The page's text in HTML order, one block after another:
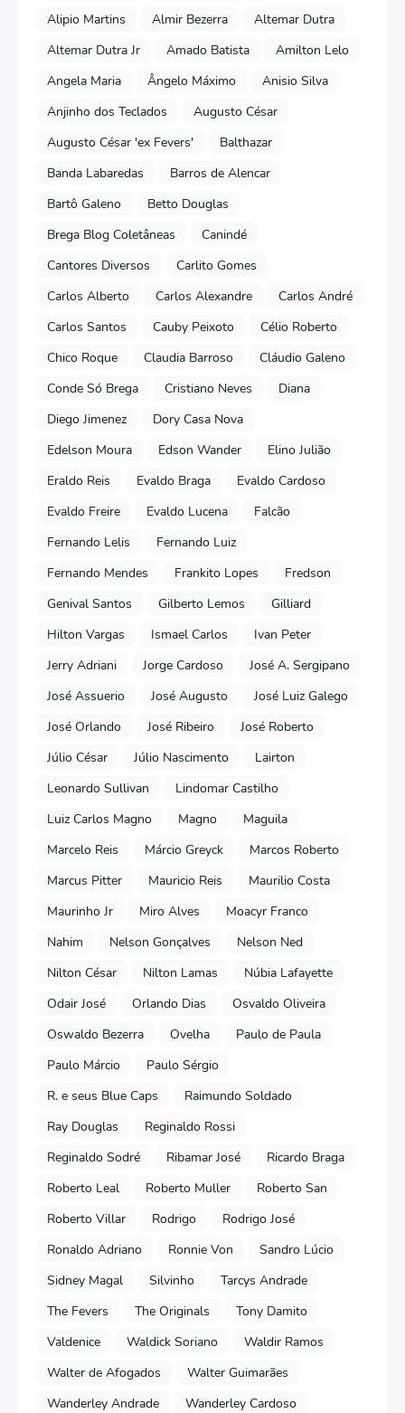
Alipio Martins Almir Bezerra
Altemar Dutra
Altemar Dutra Jr
Amado Batista
Amilton Lelo
Angela Maria
Ângelo Máximo
Anisio Silva
Anjinho dos Teclados
Augusto César
Augusto César 'ex Fevers'
Balthazar
Banda Labaredas
Barros de Alencar
Bartô Galeno
Betto Douglas
Brega Blog Coletâneas
Canindé
Cantores Diversos
Carlito Gomes
Carlos Alberto
Carlos Alexandre
Carlos André
Carlos Santos
Cauby Peixoto
Célio Roberto
Chico Roque
Claudia Barroso
Cláudio Galeno
Conde Só Brega
Cristiano Neves
Diana
Diego Jimenez
Dory Casa Nova
Edelson Moura
Edson Wander
Elino Julião
Eraldo Reis
Evaldo Braga
Evaldo Cardoso
Evaldo Freire
Evaldo Lucena
Falcão
Fernando Lelis
Fernando Luiz
Fernando Mendes
Frankito Lopes
Fredson
Genival Santos
Gilberto Lemos
Gilliard
Hilton Vargas
Ismael Carlos
Ivan Peter
Jerry Adriani
Jorge Cardoso
José A. Sergipano
José Assuerio
José Augusto
José Luiz Galego
José Orlando
José Ribeiro
José Roberto
Júlio César
Júlio Nascimento
Lairton
Leonardo Sullivan
Lindomar Castilho
Luiz Carlos Magno
Magno
Maguila
Marcelo Reis
Márcio Greyck
Marcos Roberto
Marcus Pitter
Mauricio Reis
Maurilio Costa
Maurinho Jr
Miro Alves
Moacyr Franco
Nahim
Nelson Gonçalves
Nelson Ned
Nilton César
Nilton Lamas
Núbia Lafayette
Odair José
Orlando Dias
Osvaldo Oliveira
Oswaldo Bezerra
Ovelha
Paulo de Paula
Paulo Márcio
Paulo Sérgio
R. e seus Blue Caps
Raimundo Soldado
Ray Douglas
Reginaldo Rossi
Reginaldo Sodré
Ribamar José
Ricardo Braga
Roberto Leal
Roberto Muller
Roberto San
Roberto Villar
Rodrigo
Rodrigo José
Ronaldo Adriano
Ronnie Von
Sandro Lúcio
Sidney Magal
Silvinho
Tarcys Andrade
The Fevers
The Originals
Tony Damito
Valdenice
Waldick Soriano
Waldir Ramos
Walter de Afogados
Walter Guimarães
Wanderley Andrade
Wanderley Cardoso